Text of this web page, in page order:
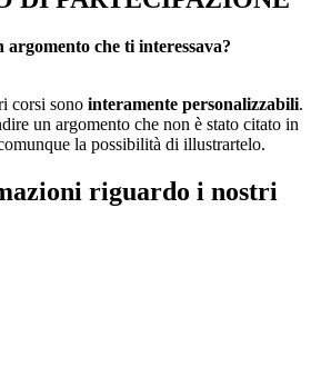
che ti interessava?
corsi sono interamente personalizzabili.
un argomento che non è stato citato in
la possibilità di illustrartelo.
riguardo i nostri